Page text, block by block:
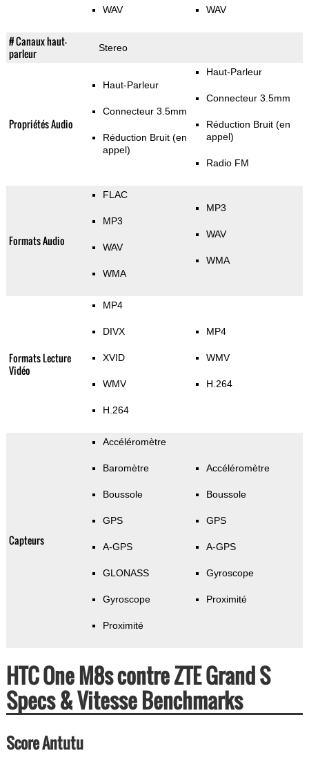
WAV WAV
# Canaux haut-
parleur
Stereo
Propriétés Audio
Haut-Parleur
Connecteur 3.5mm
Réduction Bruit (en
appel)
Haut-Parleur
Connecteur 3.5mm
Réduction Bruit (en
appel)
Radio FM
Formats Audio
FLAC
MP3
WAV
WMA
MP3
WAV
WMA
Formats Lecture
Vidéo
MP4
DIVX
XVID
WMV
H.264
MP4
WMV
H.264
Capteurs
Accéléromètre
Baromètre
Boussole
GPS
A-GPS
GLONASS
Gyroscope
Proximité
Accéléromètre
Boussole
GPS
A-GPS
Gyroscope
Proximité
HTC One M8s contre ZTE Grand S
Specs & Vitesse Benchmarks
Score Antutu